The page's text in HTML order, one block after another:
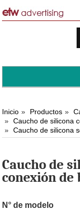
Inicio Productos
Caucho de silicona
Caucho de silicona
Caucho de
conexión de
N° de modelo